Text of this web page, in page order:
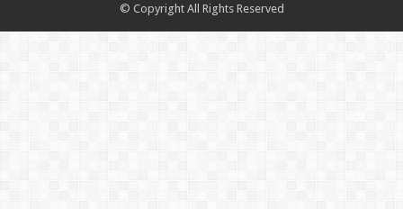
© Copyright All Rights Reserved